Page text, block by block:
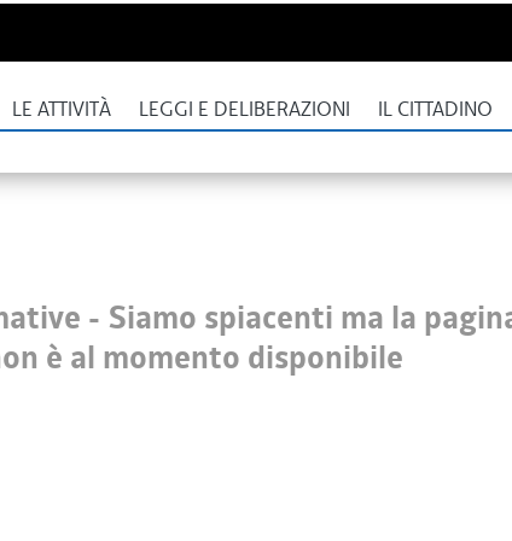
LE ATTIVITÀ LEGGI E DELIBERAZIONI IL CITTADINO
- Siamo spiacenti ma la
è al momento disponibile